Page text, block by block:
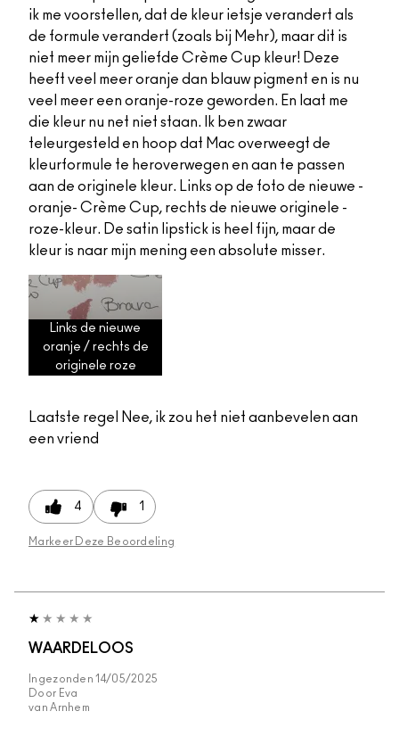
ik me voorstellen, dat de kleur ietsje verandert als
de formule verandert (zoals bij Mehr), maar dit is
niet meer mijn geliefde Crème Cup kleur! Deze
heeft veel meer oranje dan blauw pigment en is nu
veel meer een oranje-roze geworden. En laat me
die kleur nu net niet staan. Ik ben zwaar
teleurgesteld en hoop dat Mac overweegt de
kleurformule te heroverwegen en aan te passen
aan de originele kleur. Links op de foto de nieuwe -
oranje- Crème Cup, rechts de nieuwe originele -
roze-kleur. De satin lipstick is heel fijn, maar de
kleur is naar mijn mening een absolute misser.
Links de nieuwe
oranje / rechts de
originele roze
Laatste regel
Nee, ik zou het niet aanbevelen aan
een vriend
4 1
Markeer Deze Beoordeling
WAARDELOOS
Ingezonden14/05/2025
Door Eva
van Arnhem